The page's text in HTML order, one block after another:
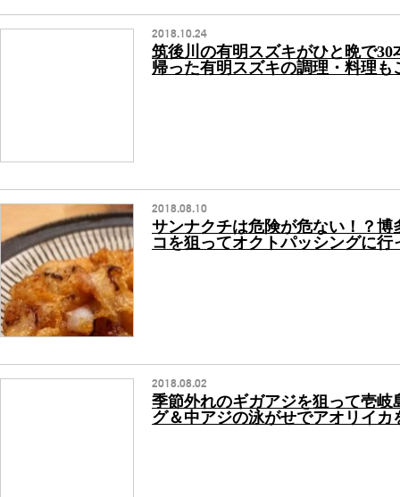
2018.10.24
筑後川の有明スズキがひと晩で30
帰った有明スズキの調理・料理も
2018.08.10
サンナクチは危険が危ない！？博
コを狙ってオクトパッシングに行
2018.08.02
季節外れのギガアジを狙って壱岐
グ＆中アジの泳がせでアオリイカ